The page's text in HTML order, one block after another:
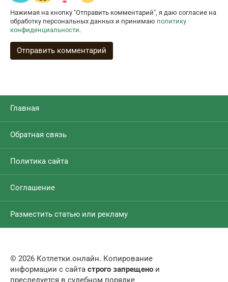
Нажимая на кнопку "Отправить комментарий", я даю согласие на
обработку персональных данных и принимаю политику
конфиденциальности.
Главная
Обратная связь
Политика сайта
Соглашение
Разместить статью или рекламу
© 2026 Котлетки.онлайн. Копирование
информации с сайта строго запрещено и